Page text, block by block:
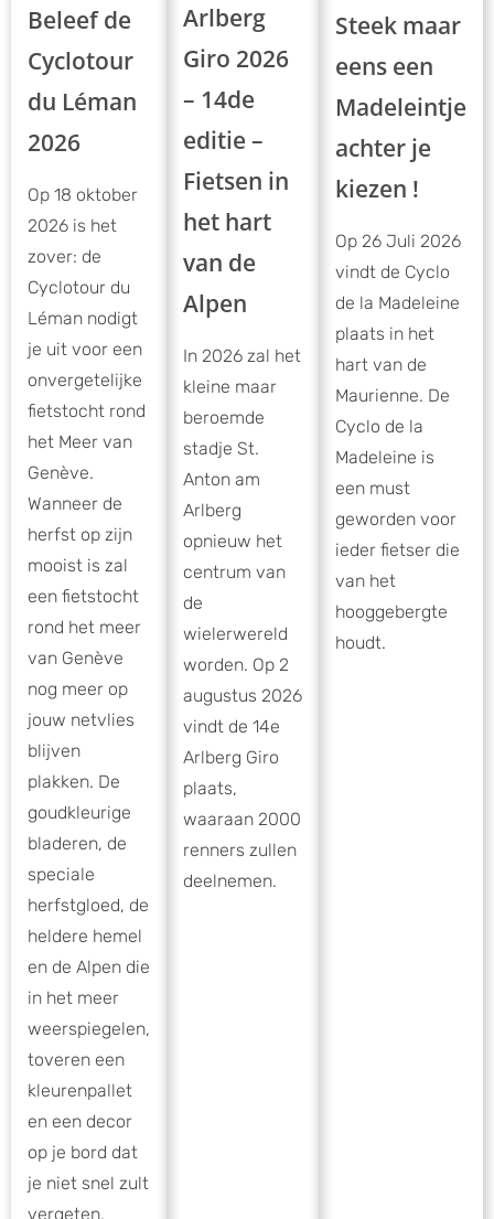
Beleef de
Cyclotour
du Léman
2026
Op 18 oktober
2026 is het
zover: de
Cyclotour du
Léman nodigt
je uit voor een
onvergetelijke
fietstocht rond
het Meer van
Genève.
Wanneer de
herfst op zijn
mooist is zal
een fietstocht
rond het meer
van Genève
nog meer op
jouw netvlies
blijven
plakken. De
goudkleurige
bladeren, de
speciale
herfstgloed, de
heldere hemel
en de Alpen die
in het meer
weerspiegelen,
toveren een
kleurenpallet
en een decor
op je bord dat
je niet snel zult
vergeten.
Arlberg
Giro 2026
– 14de
editie –
Fietsen in
het hart
van de
Alpen
In 2026 zal het
kleine maar
beroemde
stadje St.
Anton am
Arlberg
opnieuw het
centrum van
de
wielerwereld
worden. Op 2
augustus 2026
vindt de 14e
Arlberg Giro
plaats,
waaraan 2000
renners zullen
deelnemen.
Steek maar
eens een
Madeleintje
achter je
kiezen !
Op 26 Juli 2026
vindt de Cyclo
de la Madeleine
plaats in het
hart van de
Maurienne. De
Cyclo de la
Madeleine is
een must
geworden voor
ieder fietser die
van het
hooggebergte
houdt.